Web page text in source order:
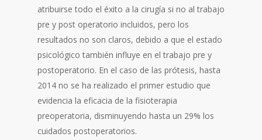
atribuirse todo el éxito a la cirugía si no al trabajo
pre y post operatorio incluidos, pero los
resultados no son claros, debido a que el estado
psicológico también influye en el trabajo pre y
postoperatorio. En el caso de las prótesis, hasta
2014 no se ha realizado el primer estudio que
evidencia la eficacia de la fisioterapia
preoperatoria, disminuyendo hasta un 29% los
cuidados postoperatorios.